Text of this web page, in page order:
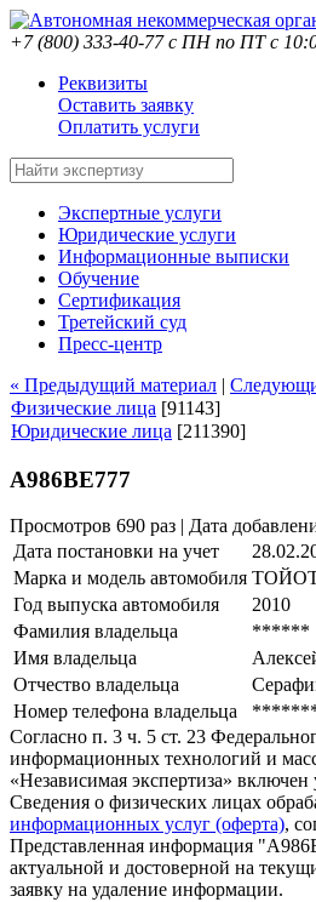
+7 (800) 333-40-77с ПН по ПТ с
Реквизиты
Оставить заявку
Оплатить услуги
Экспертные услуги
Юридические услуги
Информационные выписки
Обучение
Сертификация
Третейский суд
Пресс-центр
« Предыдущий материал |
Физические лица [91143]
Юридические лица [211390]
А986ВЕ777
Просмотров 690 раз | Дата
Дата постановки на учет
Марка и модель автомобиля
Год выпуска автомобиля
2010
Фамилия владельца
******
Имя владельца
Отчество владельца
Номер телефона владельца
Согласно п. 3 ч. 5 ст. 23
информационных технологий и
«Независимая экспертиза»
Сведения о физических лицах
информационных услуг (оферта),
Представленная информация
актуальной и достоверной на
заявку на удаление информации.